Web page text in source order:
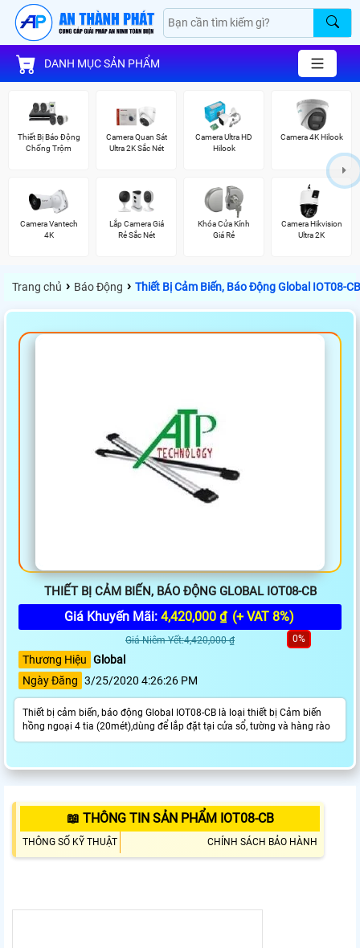
DANH MỤC SẢN PHẨM
Thiết Bị Báo Động
Chống Trộm
Camera Quan Sát
Ultra 2K Sắc Nét
Camera Ultra HD
Hilook
Camera 4K Hilook
Camera Vantech
4K
Lắp Camera Giá
Rẻ Sắc Nét
Khóa Cửa Kính
Giá Rẻ
Camera Hikvision
Ultra 2K
Trang chủ › Báo Động › Thiết Bị Cảm Biến, Báo Động Global IOT08-CB
THIẾT BỊ CẢM BIẾN, BÁO ĐỘNG GLOBAL IOT08-CB
Giá Khuyến Mãi: 4,420,000 ₫ (+ VAT 8%)
Giá Niêm Yết:4,420,000 ₫ 0%
Thương Hiệu Global
Ngày Đăng 3/25/2020 4:26:26 PM
Thiết bị cảm biến, báo động Global IOT08-CB là loại thiết bị Cảm biến
hồng ngoại 4 tia (20mét),dùng để lắp đặt tại cửa sổ, tường và hàng rào
📖 THÔNG TIN SẢN PHẨM IOT08-CB
THÔNG SỐ KỸ THUẬT CHÍNH SÁCH BẢO HÀNH